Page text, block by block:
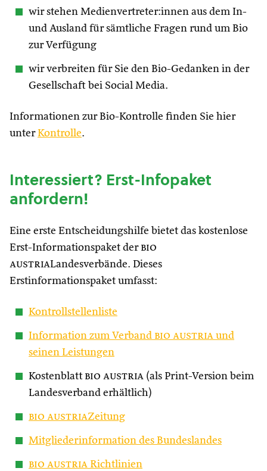
wir stehen Medienvertreter:innen aus dem In-
und Ausland für sämtliche Fragen rund um Bio
zur Verfügung
wir verbreiten für Sie den Bio-Gedanken in der
Gesellschaft bei Social Media.
Informationen zur Bio-Kontrolle finden Sie hier
unterKontrolle.
Interessiert? Erst-Infopaket
anfordern!
Eine erste Entscheidungshilfe bietet das kostenlose
Erst-Informationspaket der bio
austriaLandesverbände. Dieses
Erstinformationspaket umfasst:
Kontrollstellenliste
Information zum Verband bio austria und
seinen Leistungen
Kostenblatt bio austria (als Print-Version beim
Landesverband erhältlich)
bio austriaZeitung
Mitgliederinformation des Bundeslandes
bio austria Richtlinien